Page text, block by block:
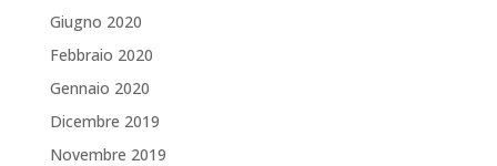
Giugno 2020
Febbraio 2020
Gennaio 2020
Dicembre 2019
Novembre 2019